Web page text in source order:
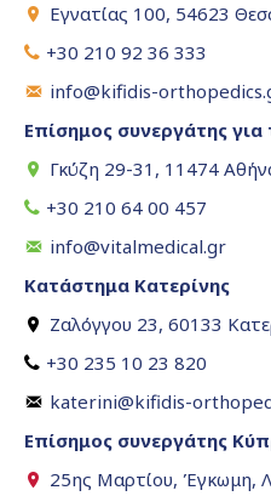
Εγνατίας 100, 54623
+30 210 92 36 333
info@kifidis-
Επίσημος συνεργάτης
Γκύζη 29-31, 11474
+30 210 64 00 457
info@vitalmedical.gr
Κατάστημα Κατερίνης
Ζαλόγγου 23, 60133
+30 235 10 23 820
katerini@kifidis-
Επίσημος συνεργάτης
25ης Μαρτίου, Έγκωμη,